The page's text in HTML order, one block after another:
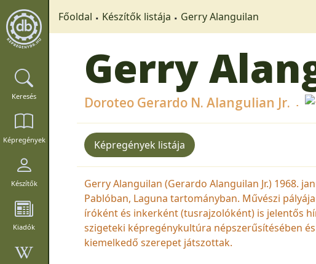
Keresés
Képregények
Készítők
Kiadók
Főoldal Készítők listája Gerry Alanguilan
Gerry
Doroteo Gerardo N. Alangulian Jr.
Képregények listája
Gerry Alanguilan (Gerardo Alanguilan Jr.) 1968.
Pablóban, Laguna tartományban. Művészi
íróként és inkerként (tusrajzolóként) is jelentős
szigeteki képregénykultúra népszerűsítésében
kiemelkedő szerepet játszottak.